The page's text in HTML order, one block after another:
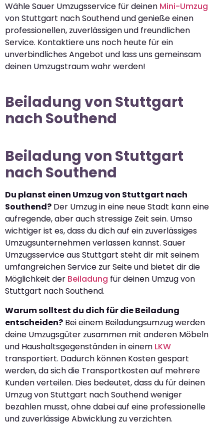
Wähle Sauer Umzugsservice für deinen Mini-Umzug
von Stuttgart nach Southend und genieße einen
professionellen, zuverlässigen und freundlichen
Service. Kontaktiere uns noch heute für ein
unverbindliches Angebot und lass uns gemeinsam
deinen Umzugstraum wahr werden!
Beiladung von Stuttgart
nach Southend
Beiladung von Stuttgart
nach Southend
Du planst einen Umzug von Stuttgart nach
Southend? Der Umzug in eine neue Stadt kann eine
aufregende, aber auch stressige Zeit sein. Umso
wichtiger ist es, dass du dich auf ein zuverlässiges
Umzugsunternehmen verlassen kannst. Sauer
Umzugsservice aus Stuttgart steht dir mit seinem
umfangreichen Service zur Seite und bietet dir die
Möglichkeit der Beiladung für deinen Umzug von
Stuttgart nach Southend.
Warum solltest du dich für die Beiladung
entscheiden? Bei einem Beiladungsumzug werden
deine Umzugsgüter zusammen mit anderen Möbeln
und Haushaltsgegenständen in einem LKW
transportiert. Dadurch können Kosten gespart
werden, da sich die Transportkosten auf mehrere
Kunden verteilen. Dies bedeutet, dass du für deinen
Umzug von Stuttgart nach Southend weniger
bezahlen musst, ohne dabei auf eine professionelle
und zuverlässige Abwicklung zu verzichten.